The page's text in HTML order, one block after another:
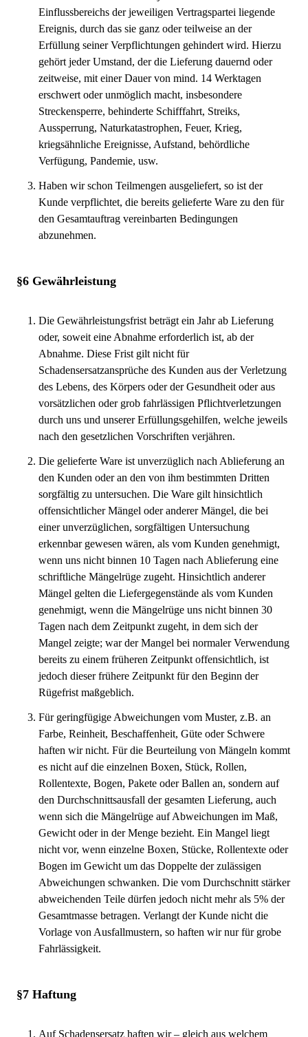
Einflussbereichs der jeweiligen Vertragspartei liegende
Ereignis, durch das sie ganz oder teilweise an der
Erfüllung seiner Verpflichtungen gehindert wird. Hierzu
gehört jeder Umstand, der die Lieferung dauernd oder
zeitweise, mit einer Dauer von mind. 14 Werktagen
erschwert oder unmöglich macht, insbesondere
Streckensperre, behinderte Schifffahrt, Streiks,
Aussperrung, Naturkatastrophen, Feuer, Krieg,
kriegsähnliche Ereignisse, Aufstand, behördliche
Verfügung, Pandemie, usw.
Haben wir schon Teilmengen ausgeliefert, so ist der
Kunde verpflichtet, die bereits gelieferte Ware zu den für
den Gesamtauftrag vereinbarten Bedingungen
abzunehmen.
§6 Gewährleistung
Die Gewährleistungsfrist beträgt ein Jahr ab Lieferung
oder, soweit eine Abnahme erforderlich ist, ab der
Abnahme. Diese Frist gilt nicht für
Schadensersatzansprüche des Kunden aus der Verletzung
des Lebens, des Körpers oder der Gesundheit oder aus
vorsätzlichen oder grob fahrlässigen Pflichtverletzungen
durch uns und unserer Erfüllungsgehilfen, welche jeweils
nach den gesetzlichen Vorschriften verjähren.
Die gelieferte Ware ist unverzüglich nach Ablieferung an
den Kunden oder an den von ihm bestimmten Dritten
sorgfältig zu untersuchen. Die Ware gilt hinsichtlich
offensichtlicher Mängel oder anderer Mängel, die bei
einer unverzüglichen, sorgfältigen Untersuchung
erkennbar gewesen wären, als vom Kunden genehmigt,
wenn uns nicht binnen 10 Tagen nach Ablieferung eine
schriftliche Mängelrüge zugeht. Hinsichtlich anderer
Mängel gelten die Liefergegenstände als vom Kunden
genehmigt, wenn die Mängelrüge uns nicht binnen 30
Tagen nach dem Zeitpunkt zugeht, in dem sich der
Mangel zeigte; war der Mangel bei normaler Verwendung
bereits zu einem früheren Zeitpunkt offensichtlich, ist
jedoch dieser frühere Zeitpunkt für den Beginn der
Rügefrist maßgeblich.
Für geringfügige Abweichungen vom Muster, z.B. an
Farbe, Reinheit, Beschaffenheit, Güte oder Schwere
haften wir nicht. Für die Beurteilung von Mängeln kommt
es nicht auf die einzelnen Boxen, Stück, Rollen,
Rollentexte, Bogen, Pakete oder Ballen an, sondern auf
den Durchschnittsausfall der gesamten Lieferung, auch
wenn sich die Mängelrüge auf Abweichungen im Maß,
Gewicht oder in der Menge bezieht. Ein Mangel liegt
nicht vor, wenn einzelne Boxen, Stücke, Rollentexte oder
Bogen im Gewicht um das Doppelte der zulässigen
Abweichungen schwanken. Die vom Durchschnitt stärker
abweichenden Teile dürfen jedoch nicht mehr als 5% der
Gesamtmasse betragen. Verlangt der Kunde nicht die
Vorlage von Ausfallmustern, so haften wir nur für grobe
Fahrlässigkeit.
§7 Haftung
Auf Schadensersatz haften wir – gleich aus welchem